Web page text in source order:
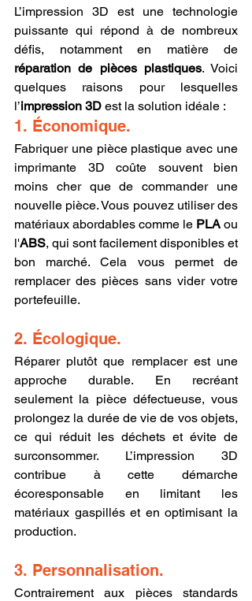
L’impression 3D est une technologie
puissante qui répond à de nombreux
réparation de pièces plastiques. Voici
quelques raisons pour lesquelles
l’impression 3D est la solution idéale :
1. Économique.
Fabriquer une pièce plastique avec une
imprimante 3D coûte souvent bien
moins cher que de commander une
nouvelle pièce. Vous pouvez utiliser des
matériaux abordables comme le PLA ou
l'ABS, qui sont facilement disponibles et
bon marché. Cela vous permet de
remplacer des pièces sans vider votre
portefeuille.
2. Écologique.
Réparer plutôt que remplacer est une
approche durable. En recréant
seulement la pièce défectueuse, vous
prolongez la durée de vie de vos objets,
ce qui réduit les déchets et évite de
surconsommer. L’impression 3D
contribue à cette démarche
écoresponsable en limitant les
matériaux gaspillés et en optimisant la
production.
3. Personnalisation.
Contrairement aux pièces standards